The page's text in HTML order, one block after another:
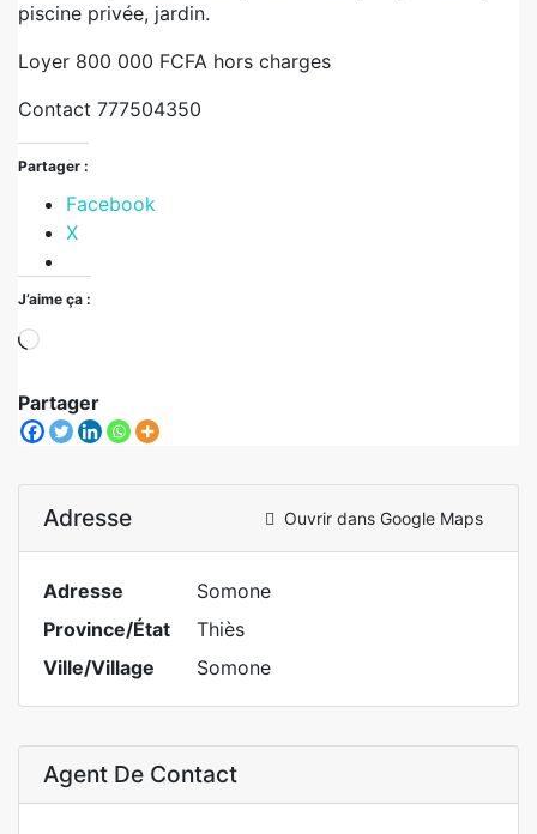
piscine privée, jardin.
Loyer 800 000 FCFA hors charges
Contact 777504350
Partager :
Facebook
X
J’aime ça :
Partager
Adresse Ouvrir dans Google Maps
Adresse
Somone
Province/État
Thiès
Ville/Village
Somone
Agent De Contact